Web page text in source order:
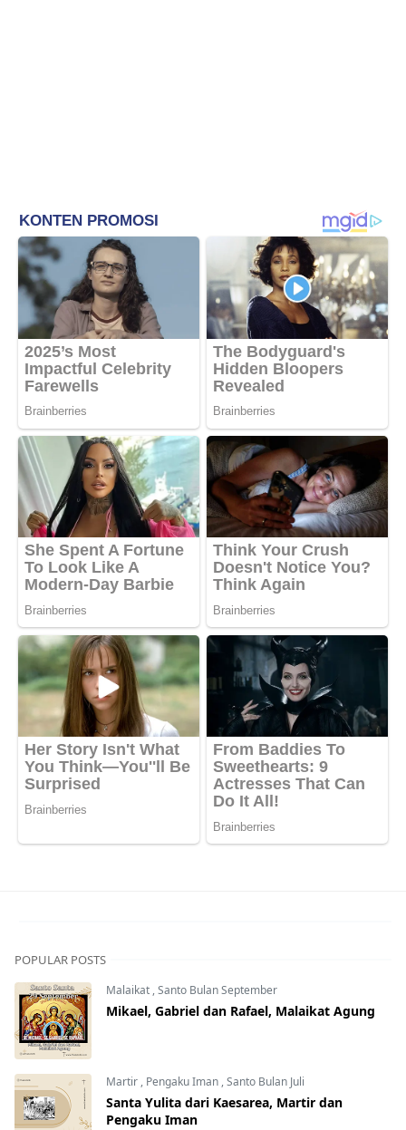
POPULAR POSTS
Malaikat ,Santo Bulan September
Mikael, Gabriel dan Rafael, Malaikat Agung
Martir , Pengaku Iman ,Santo Bulan Juli
Santa Yulita dari Kaesarea, Martir dan
Pengaku Iman